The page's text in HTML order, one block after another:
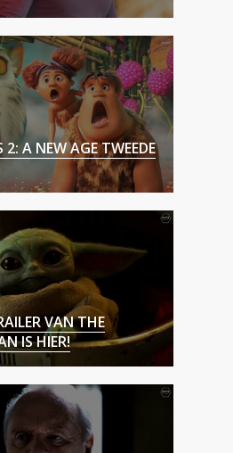
2: A NEW AGE TWEEDE
VAN THE
IS HIER!